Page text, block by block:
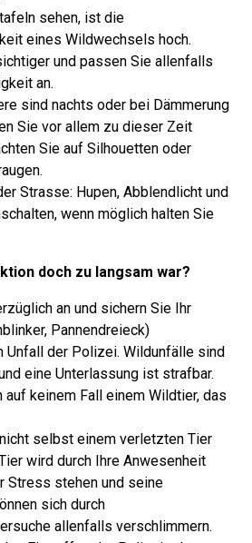
sehen, ist die
eines Wildwechsels hoch.
und passen Sie allenfalls
an.
sind nachts oder bei Dämmerung
Sie vor allem zu dieser Zeit
Sie auf Silhouetten oder
Strasse: Hupen, Abblendlicht und
wenn möglich halten Sie
doch zu langsam war?
an und sichern Sie Ihr
Pannendreieck)
Unfall der Polizei. Wildunfälle sind
eine Unterlassung ist strafbar.
auf keinem Fall einem Wildtier, das
selbst einem verletzten Tier
wird durch Ihre Anwesenheit
Stress stehen und seine
sich durch
allenfalls verschlimmern.